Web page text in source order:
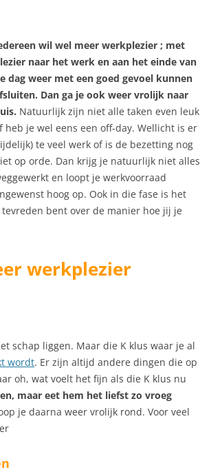
wil wel meer werkplezier ; met
naar het werk en aan het einde van
dag weer met een goed gevoel kunnen
Dan ga je ook weer vrolijk naar
Natuurlijk zijn niet alle taken even leuk
heb je wel eens een off-day. Wellicht is er
te veel werk of is de bezetting nog
op orde. Dan krijg je natuurlijk niet alles
en loopt je werkvoorraad
hoog op. Ook in die fase is het
bent over de manier hoe jij je
werkplezier
schap liggen. Maar die K klus waar je al
wordt. Er zijn altijd andere dingen die op
oh, wat voelt het fijn als die K klus nu
maar eet hem het liefst zo vroeg
je daarna weer vrolijk rond. Voor veel